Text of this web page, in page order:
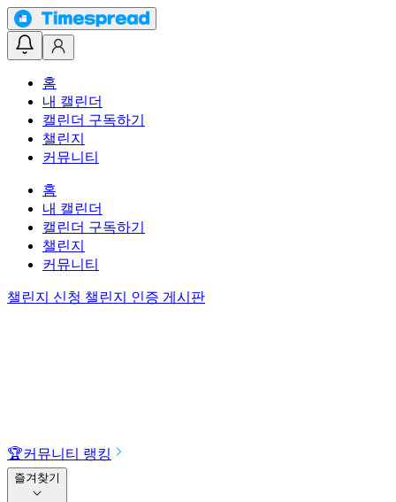
홈
내 캘린더
캘린더 구독하기
챌린지
커뮤니티
홈
내 캘린더
캘린더 구독하기
챌린지
커뮤니티
챌린지 신청 챌린지 인증 게시판
🏆커뮤니티 랭킹
즐겨찾기